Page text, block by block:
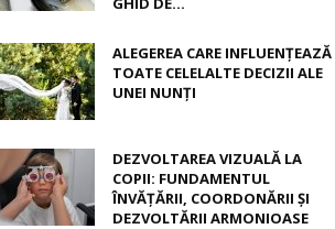
ALEGEREA CARE INFLUENȚEAZĂ
TOATE CELELALTE DECIZII ALE
UNEI NUNȚI
DEZVOLTAREA VIZUALĂ LA
COPII: FUNDAMENTUL
ÎNVĂȚĂRII, COORDONĂRII ȘI
DEZVOLTĂRII ARMONIOASE